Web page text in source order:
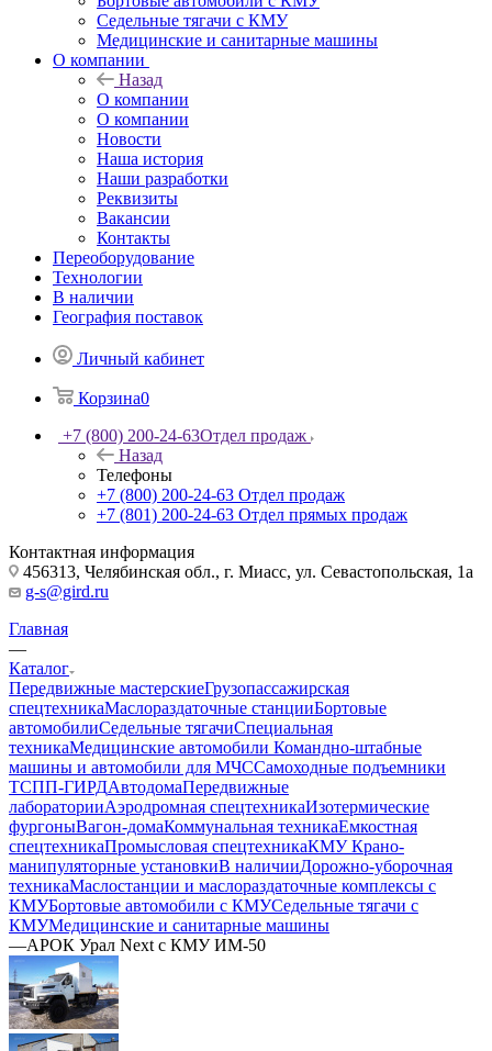
Седельные тягачи с КМУ
Медицинские и санитарные машины
О компании
Назад
О компании
О компании
Новости
Наша история
Наши разработки
Реквизиты
Вакансии
Контакты
Переоборудование
Технологии
В наличии
География поставок
Личный кабинет
Корзина0
+7 (800) 200-24-63Отдел продаж
Назад
Телефоны
+7 (800) 200-24-63 Отдел продаж
+7 (801) 200-24-63 Отдел прямых продаж
Контактная информация
456313, Челябинская обл., г. Миасс, ул. Севастопольская, 1а
g-s@gird.ru
Главная
—
Каталог
Передвижные мастерскиеГрузопассажирская
спецтехникаМаслораздаточные станцииБортовые
автомобилиСедельные тягачиСпециальная
техникаМедицинские автомобили Командно-штабные
машины и автомобили для МЧССамоходные подъемники
ТСПП-ГИРДАвтодомаПередвижные
лабораторииАэродромная спецтехникаИзотермические
фургоныВагон-домаКоммунальная техникаЕмкостная
спецтехникаПромысловая спецтехникаКМУ Крано-
манипуляторные установкиВ наличииДорожно-уборочная
техникаМаслостанции и маслораздаточные комплексы с
КМУБортовые автомобили с КМУСедельные тягачи с
КМУМедицинские и санитарные машины
—АРОК Урал Next с КМУ ИМ-50